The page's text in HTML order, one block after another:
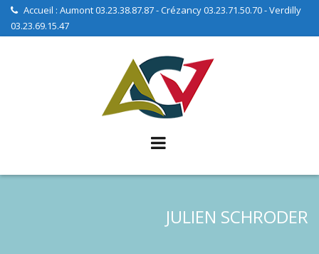
Skip Accueil : Aumont 03.23.38.87.87 - Crézancy 03.23.71.50.70 - Verdilly
03.23.69.15.47
JULIEN SCHRODER